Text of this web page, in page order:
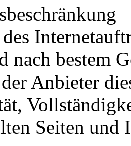
nach bestem
Anbieter
Seiten und